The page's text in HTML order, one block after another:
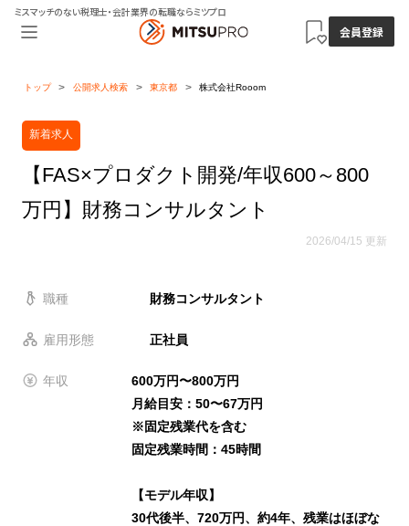
ミスマッチのない税理士・会計業界の転職ならミツプロ
会員登録
トップ 公開求人検索 東京都 株式会社Rooom
新着求人
【FAS×プロダクト開発/年収600～800
万円】財務コンサルタント
2026/04/15 更新
職種 財務コンサルタント
雇用形態 正社員
年収
600万円〜800万円
月給目安：50〜67万円
※固定残業代を含む
固定残業時間：45時間
【モデル年収】
30代後半、720万円、約4年、残業はほぼな